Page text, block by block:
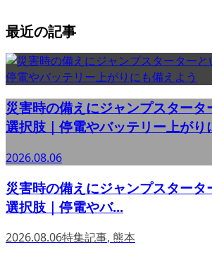
最近の記事
災害時の備えにジャンプスタータ
選択肢｜停電やバッテリー上がり
2026.08.06
災害時の備えにジャンプスタータ
選択肢｜停電やバ...
2026.08.06特集記事, 熊本